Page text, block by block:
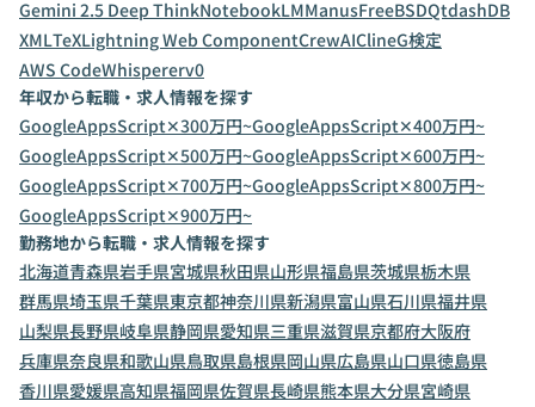
Gemini 2.5 Deep ThinkNotebookLMManusFreeBSDQtdashDB
XMLTeXLightning Web ComponentCrewAIClineG検定
AWS CodeWhispererv0
年収から転職・求人情報を探す
GoogleAppsScript✕300万円~GoogleAppsScript✕400万円~
GoogleAppsScript✕500万円~GoogleAppsScript✕600万円~
GoogleAppsScript✕700万円~GoogleAppsScript✕800万円~
GoogleAppsScript✕900万円~
勤務地から転職・求人情報を探す
北海道青森県岩手県宮城県秋田県山形県福島県茨城県栃木県
群馬県埼玉県千葉県東京都神奈川県新潟県富山県石川県福井県
山梨県長野県岐阜県静岡県愛知県三重県滋賀県京都府大阪府
兵庫県奈良県和歌山県鳥取県島根県岡山県広島県山口県徳島県
香川県愛媛県高知県福岡県佐賀県長崎県熊本県大分県宮崎県